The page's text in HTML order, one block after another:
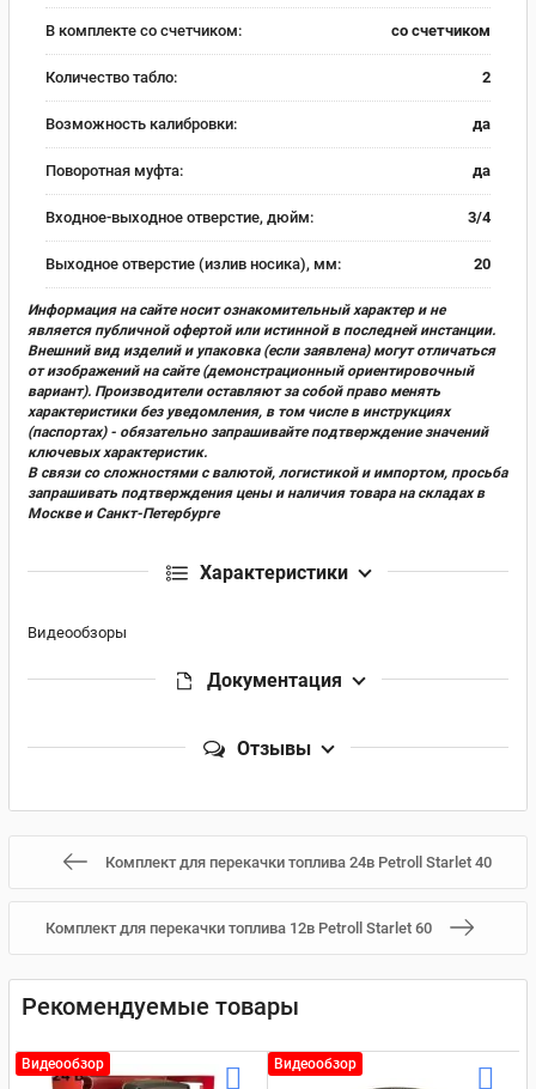
В комплекте со счетчиком: со счетчиком
Количество табло: 2
Возможность калибровки: да
Поворотная муфта: да
Входное-выходное отверстие, дюйм: 3/4
Выходное отверстие (излив носика), мм: 20
Информация на сайте носит ознакомительный характер и не
является публичной офертой или истинной в последней инстанции.
Внешний вид изделий и упаковка (если заявлена) могут отличаться
от изображений на сайте (демонстрационный ориентировочный
вариант). Производители оставляют за собой право менять
характеристики без уведомления, в том числе в инструкциях
(паспортах) - обязательно запрашивайте подтверждение значений
ключевых характеристик.
В связи со сложностями с валютой, логистикой и импортом, просьба
запрашивать подтверждения цены и наличия товара на складах в
Москве и Санкт-Петербурге
Характеристики
Видеообзоры
Документация
Отзывы
Комплект для перекачки топлива 24в Petroll Starlet 40
Комплект для перекачки топлива 12в Petroll Starlet 60
Рекомендуемые товары
Видеообзор Видеообзор